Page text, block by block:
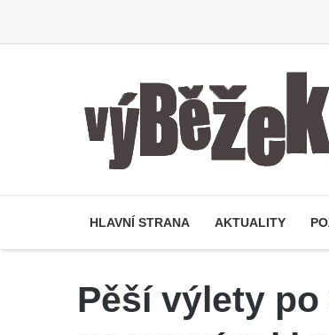
HLAVNÍ STRANA AKTUALITY
Pěší výlety